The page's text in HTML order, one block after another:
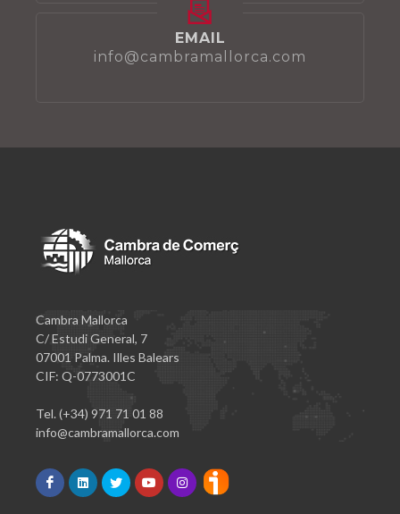
EMAIL
info@cambramallorca.com
Cambra Mallorca
C/ Estudi General, 7
07001 Palma. Illes Balears
CIF: Q-0773001C
Tel. (+34) 971 71 01 88
info@cambramallorca.com